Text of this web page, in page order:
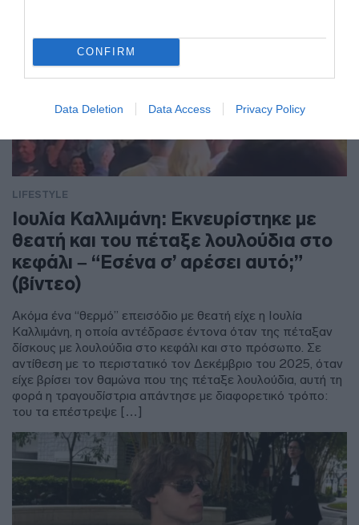
CONFIRM
Data Deletion Data Access Privacy Policy
LIFESTYLE
Ιουλία Καλλιμάνη: Εκνευρίστηκε με
θεατή και του πέταξε λουλούδια στο
κεφάλι – “Εσένα σ’ αρέσει αυτό;”
(βίντεο)
Ακόμα ένα “θερμό” επεισόδιο με θεατή είχε η Ιουλία
Καλλιμάνη, η οποία αντέδρασε έντονα όταν της πέταξαν
δίσκους με λουλούδια στο κεφάλι και στο πρόσωπο. Σε
αντίθεση με το περιστατικό τον Δεκέμβριο του 2025, όταν
είχε βρίσει τον θαμώνα που της πέταξε λουλούδια, αυτή τη
φορά η τραγουδίστρια απάντησε με διαφορετικό τρόπο:
του τα επέστρεψε […]